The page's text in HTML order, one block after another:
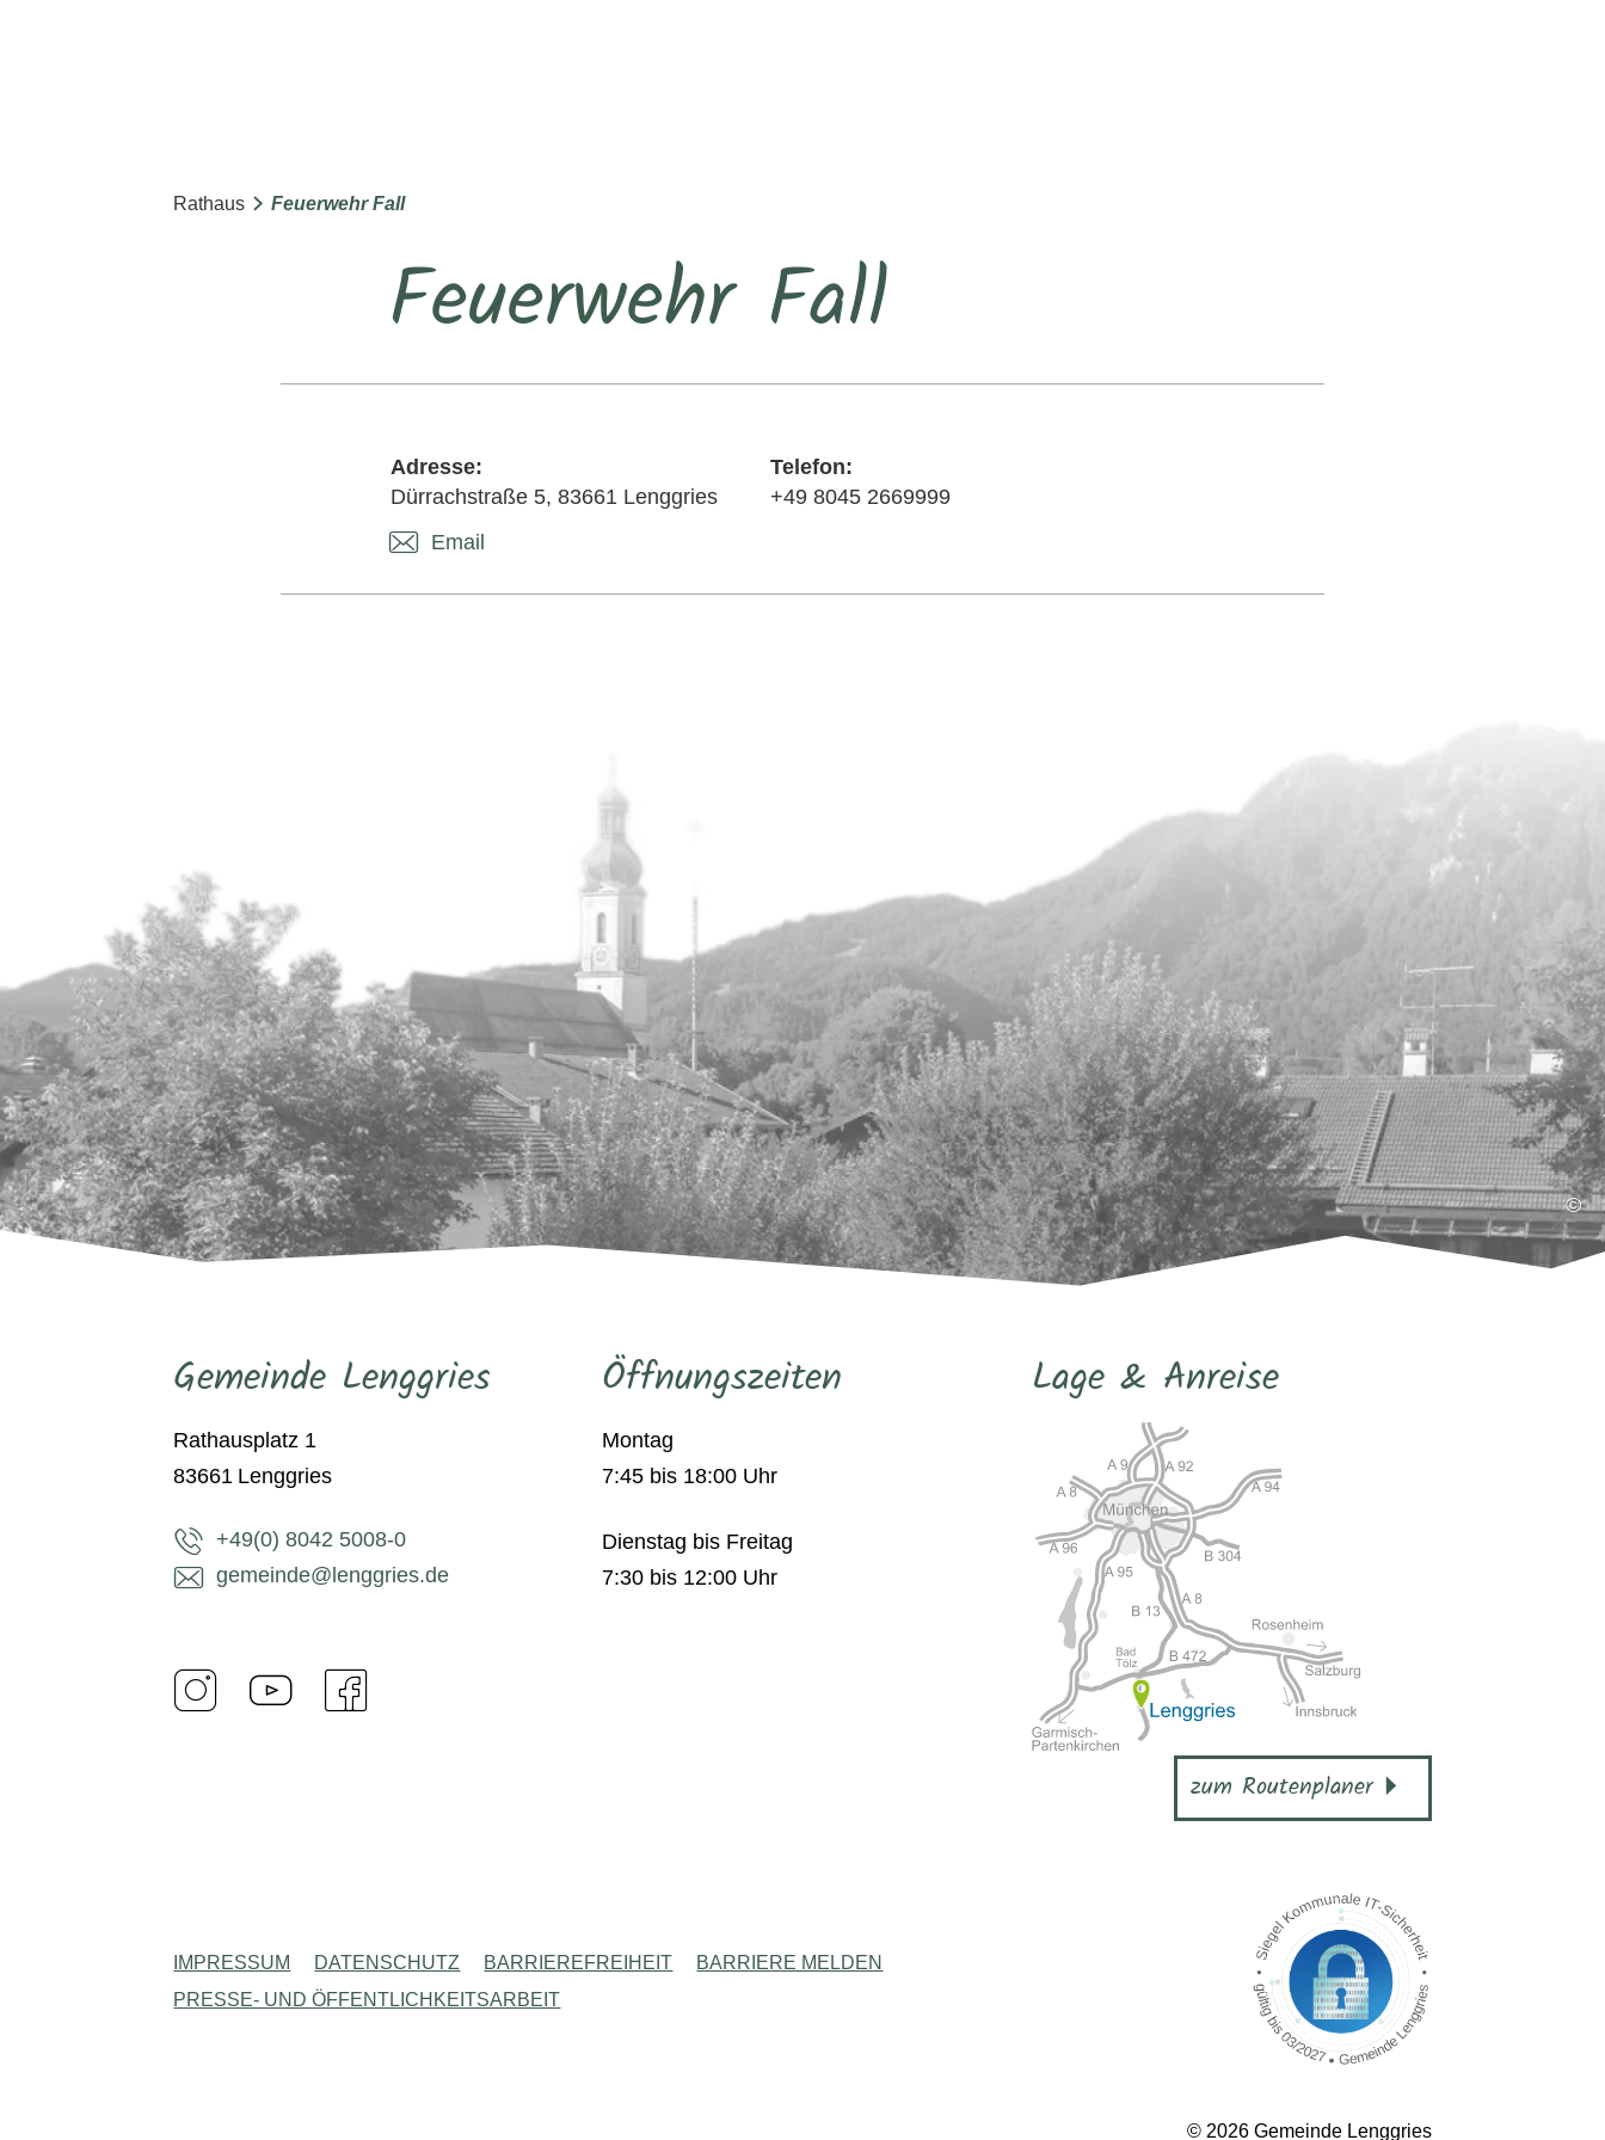
Rathaus Feuerwehr Fall
Feuerwehr Fall
Adresse:
Dürrachstraße 5, 83661 Lenggries
Telefon:
+49 8045 2669999
Email
©
Gemeinde Lenggries
Rathausplatz 1
83661 Lenggries
+49(0) 8042 5008-0
gemeinde@lenggries.de
Öffnungszeiten
Montag
7:45 bis 18:00 Uhr
Dienstag bis Freitag
7:30 bis 12:00 Uhr
Lage & Anreise
zum Routenplaner
IMPRESSUM DATENSCHUTZ BARRIEREFREIHEIT
BARRIERE MELDEN
PRESSE- UND ÖFFENTLICHKEITSARBEIT
© 2026 Gemeinde Lenggries